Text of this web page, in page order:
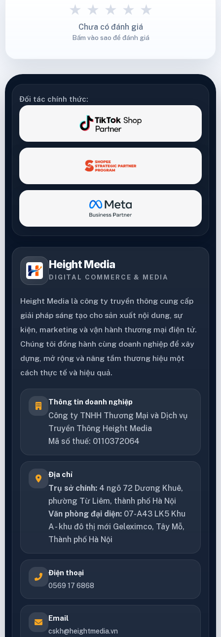
★ ★ ★ ★ ★
Chưa có đánh giá
Bấm vào sao để đánh giá
Đối tác chính thức:
Height Media
DIGITAL COMMERCE & MEDIA
Height Media là công ty truyền thông cung cấp
giải pháp sáng tạo cho sản xuất nội dung, sự
kiện, marketing và vận hành thương mại điện tử.
Chúng tôi đồng hành cùng doanh nghiệp để xây
dựng, mở rộng và nâng tầm thương hiệu một
cách thực tế và hiệu quả.
Thông tin doanh nghiệp
Công ty TNHH Thương Mại và Dịch vụ
Truyền Thông Height Media
Mã số thuế: 0110372064
Địa chỉ
Trụ sở chính: 4 ngõ 72 Dương Khuê,
phường Từ Liêm, thành phố Hà Nội
Văn phòng đại diện: 07-A43 LK5 Khu
A - khu đô thị mới Geleximco, Tây Mỗ,
Thành phố Hà Nội
Điện thoại
0569 17 6868
Email
cskh@heightmedia.vn